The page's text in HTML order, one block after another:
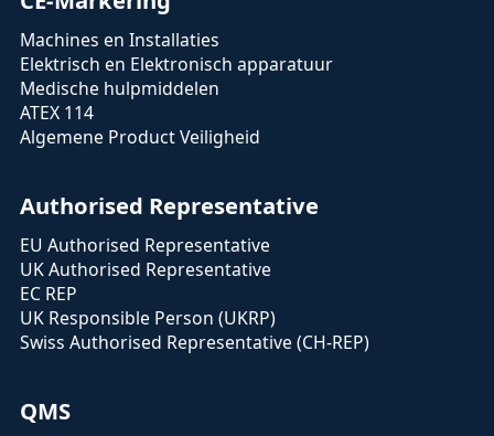
Machines en Installaties
Elektrisch en Elektronisch apparatuur
Medische hulpmiddelen
ATEX 114
Algemene Product Veiligheid
Authorised Representative
EU Authorised Representative
UK Authorised Representative
EC REP
UK Responsible Person (UKRP)
Swiss Authorised Representative (CH-REP)
QMS